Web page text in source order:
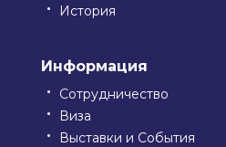
История
Информация
Сотрудничество
Виза
Выставки и События